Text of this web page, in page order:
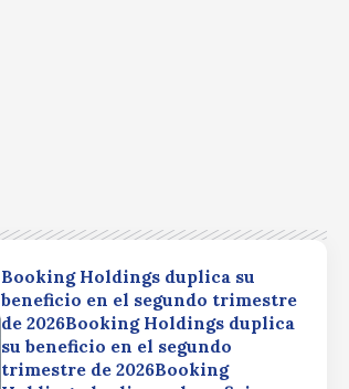
Booking Holdings duplica su
beneficio en el segundo trimestre
de 2026Booking Holdings duplica
su beneficio en el segundo
trimestre de 2026Booking